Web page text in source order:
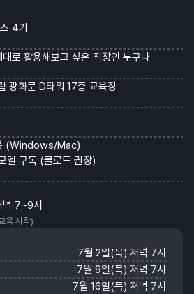
4기
로 활용해보고 싶은 직장인 누구나
광화문 D타워 17층 교육장
(Windows/Mac)
델 구독 (클로드 권장)
녁 7~9시
육 시작)
7월 2일(목) 저녁 7시
7월 9일(목) 저녁 7시
7월 16일(목) 저녁 7시